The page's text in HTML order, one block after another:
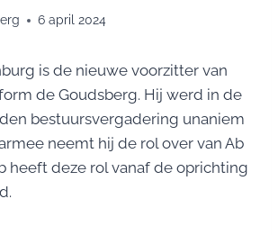
6 april 2024
is de nieuwe voorzitter van
de Goudsberg. Hij werd in de
bestuursvergadering unaniem
neemt hij de rol over van Ab
heeft deze rol vanaf de oprichting